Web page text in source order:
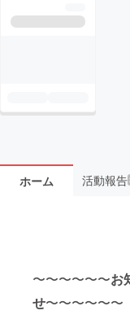
ホーム 活動報告
〜〜〜〜〜〜お
せ〜〜〜〜〜〜